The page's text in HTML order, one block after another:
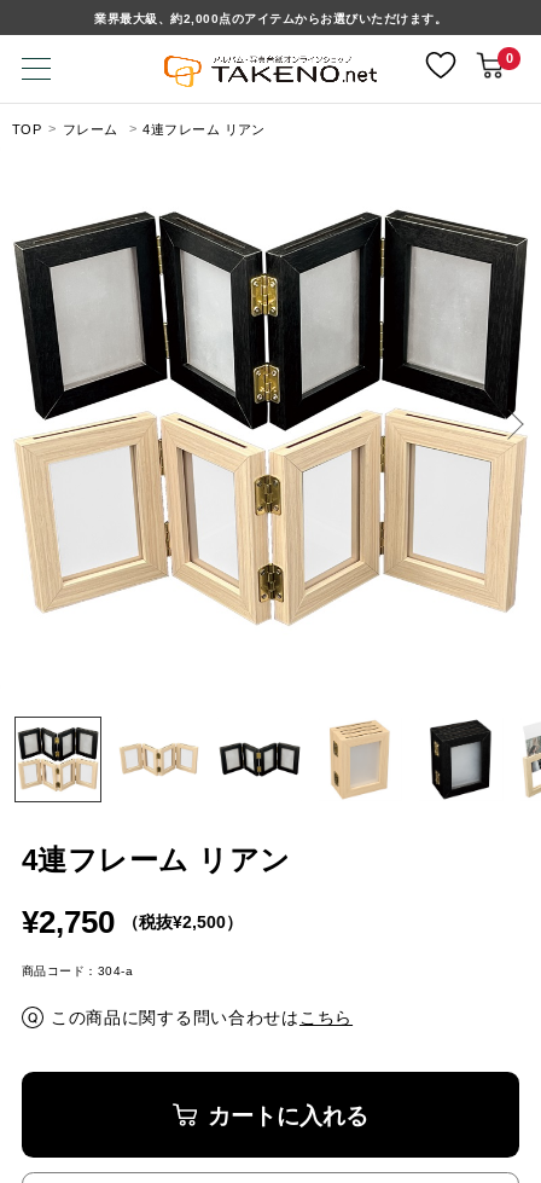
業界最大級、約2,000点のアイテムからお選びいただけます。
0
TOP フレーム 4連フレーム リアン
4連フレーム リアン
¥2,750 （税抜¥2,500）
商品コード：304-a
この商品に関する問い合わせは こちら
カートに入れる